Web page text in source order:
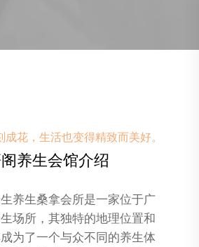
花，生活也变得精致而美好。
养生会馆介绍
养生桑拿会所是一家位于广
场所，其独特的地理位置和
为了一个与众不同的养生体